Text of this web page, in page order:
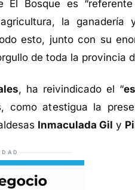
El Bosque es
la ganadería
esto, junto con su
de toda la provincia
, ha reivindicado el “
como atestigua la
Inmaculada Gil y